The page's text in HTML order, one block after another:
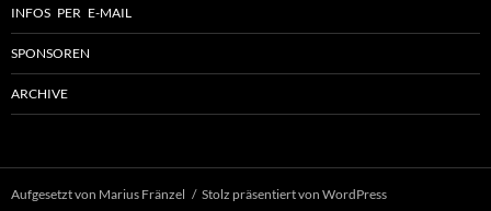
INFOS PER E-MAIL
SPONSOREN
ARCHIVE
Aufgesetzt von Marius Fränzel Stolz präsentiert von WordPress